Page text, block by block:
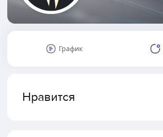
График
Нравится